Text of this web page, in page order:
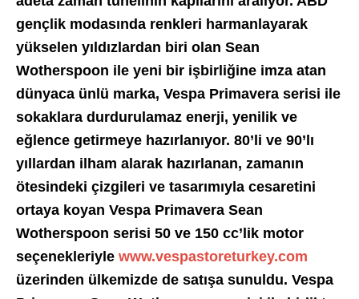
gençlik modasında renkleri harmanlayarak
yükselen yıldızlardan biri olan Sean
Wotherspoon ile yeni bir işbirliğine imza atan
dünyaca ünlü marka, Vespa Primavera serisi ile
sokaklara durdurulamaz enerji, yenilik ve
eğlence getirmeye hazırlanıyor. 80’li ve 90’lı
yıllardan ilham alarak hazırlanan, zamanın
ötesindeki çizgileri ve tasarımıyla cesaretini
ortaya koyan Vespa Primavera Sean
Wotherspoon serisi 50 ve 150 cc’lik motor
seçenekleriyle www.vespastoreturkey.com
üzerinden ülkemizde de satışa sunuldu. Vespa